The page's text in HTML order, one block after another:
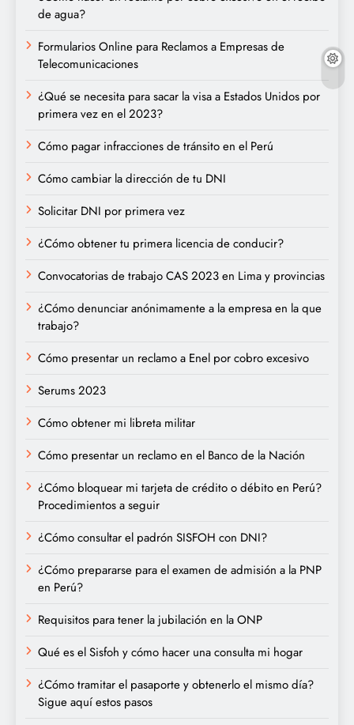
de agua?
Formularios Online para Reclamos a Empresas de
Telecomunicaciones
¿Qué se necesita para sacar la visa a Estados Unidos por
primera vez en el 2023?
Cómo pagar infracciones de tránsito en el Perú
Cómo cambiar la dirección de tu DNI
Solicitar DNI por primera vez
¿Cómo obtener tu primera licencia de conducir?
Convocatorias de trabajo CAS 2023 en Lima y provincias
¿Cómo denunciar anónimamente a la empresa en la que
trabajo?
Cómo presentar un reclamo a Enel por cobro excesivo
Serums 2023
Cómo obtener mi libreta militar
Cómo presentar un reclamo en el Banco de la Nación
¿Cómo bloquear mi tarjeta de crédito o débito en Perú?
Procedimientos a seguir
¿Cómo consultar el padrón SISFOH con DNI?
¿Cómo prepararse para el examen de admisión a la PNP
en Perú?
Requisitos para tener la jubilación en la ONP
Qué es el Sisfoh y cómo hacer una consulta mi hogar
¿Cómo tramitar el pasaporte y obtenerlo el mismo día?
Sigue aquí estos pasos